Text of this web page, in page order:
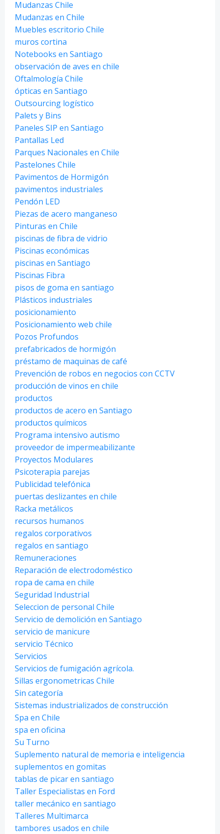
Mudanzas Chile
Mudanzas en Chile
Muebles escritorio Chile
muros cortina
Notebooks en Santiago
observación de aves en chile
Oftalmología Chile
ópticas en Santiago
Outsourcing logístico
Palets y Bins
Paneles SIP en Santiago
Pantallas Led
Parques Nacionales en Chile
Pastelones Chile
Pavimentos de Hormigón
pavimentos industriales
Pendón LED
Piezas de acero manganeso
Pinturas en Chile
piscinas de fibra de vidrio
Piscinas económicas
piscinas en Santiago
Piscinas Fibra
pisos de goma en santiago
Plásticos industriales
posicionamiento
Posicionamiento web chile
Pozos Profundos
prefabricados de hormigón
préstamo de maquinas de café
Prevención de robos en negocios con CCTV
producción de vinos en chile
productos
productos de acero en Santiago
productos químicos
Programa intensivo autismo
proveedor de impermeabilizante
Proyectos Modulares
Psicoterapia parejas
Publicidad telefónica
puertas deslizantes en chile
Racka metálicos
recursos humanos
regalos corporativos
regalos en santiago
Remuneraciones
Reparación de electrodoméstico
ropa de cama en chile
Seguridad Industrial
Seleccion de personal Chile
Servicio de demolición en Santiago
servicio de manicure
servicio Técnico
Servicios
Servicios de fumigación agrícola.
Sillas ergonometricas Chile
Sin categoría
Sistemas industrializados de construcción
Spa en Chile
spa en oficina
Su Turno
Suplemento natural de memoria e inteligencia
suplementos en gomitas
tablas de picar en santiago
Taller Especialistas en Ford
taller mecánico en santiago
Talleres Multimarca
tambores usados en chile